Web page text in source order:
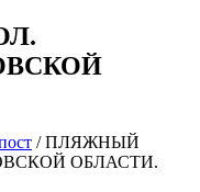
/ПЛЯЖНЫЙ
ОБЛАСТИ.